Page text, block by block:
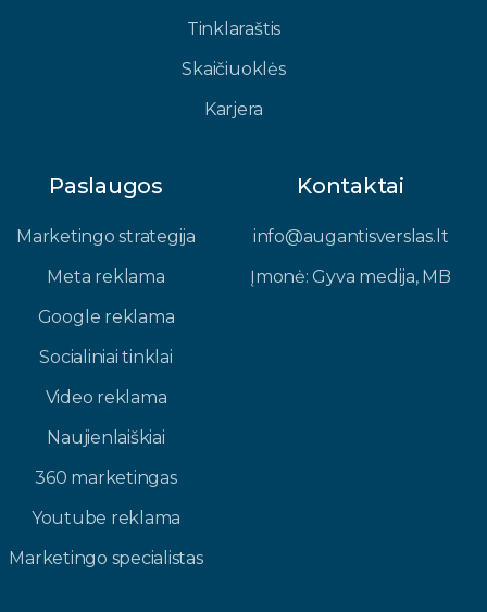
Tinklaraštis
Skaičiuoklės
Karjera
Paslaugos
Marketingo strategija
Meta reklama
Google reklama
Socialiniai tinklai
Video reklama
Naujienlaiškiai
360 marketingas
Youtube reklama
Marketingo specialistas
Kontaktai
info@augantisverslas.lt​
Įmonė: Gyva medija, MB​